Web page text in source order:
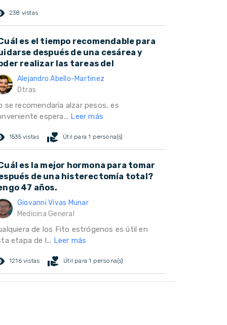
238 vistas
es el tiempo recomendable para
después de una cesárea y
realizar las tareas del
Alejandro Abello-Martinez
Otras
se recomendaría alzar pesos, es
espera... Leer más
1535 vistas volunteer_activism Útil para 1 persona(s)
es la mejor hormona para tomar
de una histerectomía total?
47 años.
Giovanni Vivas Munar
Medicina General
de los Fito estrógenos es útil en
etapa de l... Leer más
1216 vistas volunteer_activism Útil para 1 persona(s)